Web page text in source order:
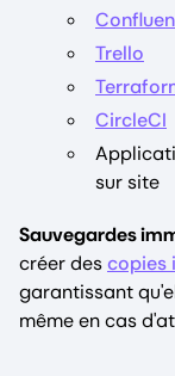
Trello
CircleCI
sur site
Sauvegardes
créer descopies
garantissant
même en cas